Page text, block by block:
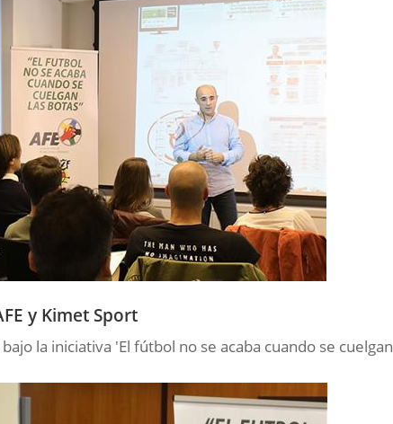
y Kimet Sport
la iniciativa 'El fútbol no se acaba cuando se cuelgan